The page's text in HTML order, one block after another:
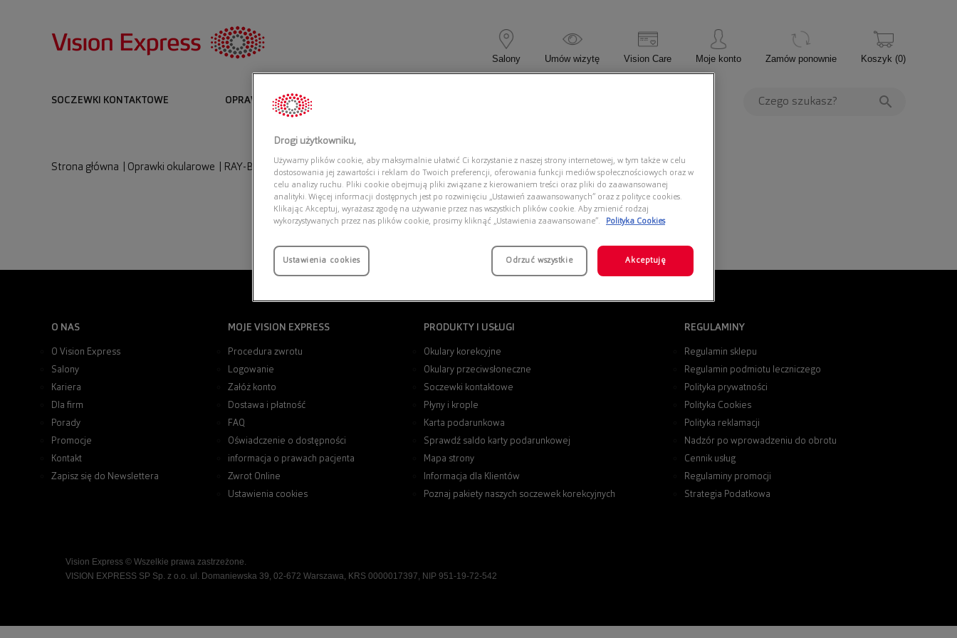
Salony Umów wizytę Vision Care Moje konto Zamów ponownie Koszyk (0)
SOCZEWKI KONTAKTOWE OPRAWKI I OKULARY KOREKCYJNE
Strona główna Oprawki okularowe RAY-BAN 0RX7185 5943 ESSE
O NAS
O Vision Express
Salony
Kariera
Dla firm
Porady
Promocje
Kontakt
Zapisz się do Newslettera
MOJE VISION EXPRESS
Procedura zwrotu
Logowanie
Załóż konto
Dostawa i płatność
FAQ
Oświadczenie o dostępności
informacja o prawach pacjenta
Zwrot Online
Ustawienia cookies
PRODUKTY I USŁUGI
Okulary korekcyjne
Okulary przeciwsłoneczne
Soczewki kontaktowe
Płyny i krople
Karta podarunkowa
Sprawdź saldo karty podarunkowej
Mapa strony
Informacja dla Klientów
Poznaj pakiety naszych soczewek korekcyjnych
REGULAMINY
Regulamin sklepu
Regulamin podmiotu leczniczego
Polityka prywatności
Polityka Cookies
Polityka reklamacji
Nadzór po wprowadzeniu do obrotu
Cennik usług
Regulaminy promocji
Strategia Podatkowa
Vision Express © Wszelkie prawa zastrzeżone.
VISION EXPRESS SP Sp. z o.o. ul. Domaniewska 39, 02-672 Warszawa, KRS 0000017397, NIP 951-19-72-542
Drogi użytkowniku,
Używamy plików cookie, aby maksymalnie ułatwić Ci korzystanie z naszej strony internetowej, w tym także w celu
dostosowania jej zawartości i reklam do Twoich preferencji, oferowania funkcji mediów społecznościowych oraz w
celu analizy ruchu. Pliki cookie obejmują pliki związane z kierowaniem treści oraz pliki do zaawansowanej
analityki. Więcej informacji dostępnych jest po rozwinięciu „Ustawień zaawansowanych” oraz z polityce cookies.
Klikając Akceptuj, wyrażasz zgodę na używanie przez nas wszystkich plików cookie. Aby zmienić rodzaj
wykorzystywanych przez nas plików cookie, prosimy kliknąć „Ustawienia zaawansowane”.
Polityka Cookies
Ustawienia cookies Odrzuć wszystkie Akceptuję